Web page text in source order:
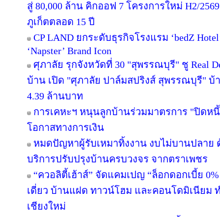
สู่ 80,000 ล้าน คิกออฟ 7 โครงการใหม่ H2/
ภูเก็ตตลอด 15 ปี
CP LAND ยกระดับธุรกิจโรงแรม ‘bedZ
‘Napster’ Brand Icon
ศุภาลัย รุกจังหวัดที่ 30 "สุพรรณบุรี" ชู Real
บ้าน เปิด "ศุภาลัย ปาล์มสปริงส์ สุพรรณบุรี" บ้
4.39 ล้านบาท
การเคหะฯ หนุนลูกบ้านร่วมมาตรการ "ปิดห
โอกาสทางการเงิน
หมดปัญหาผู้รับเหมาทิ้งงาน งบไม่บานปลาย ด้
บริการปรับปรุงบ้านครบวงจร จากตราเพชร
“ควอลิตี้เฮ้าส์” จัดแคมเปญ “ล็อกดอกเบี้ย
เดี่ยว บ้านแฝด ทาวน์โฮม และคอนโดมิเนียม
เชียงใหม่